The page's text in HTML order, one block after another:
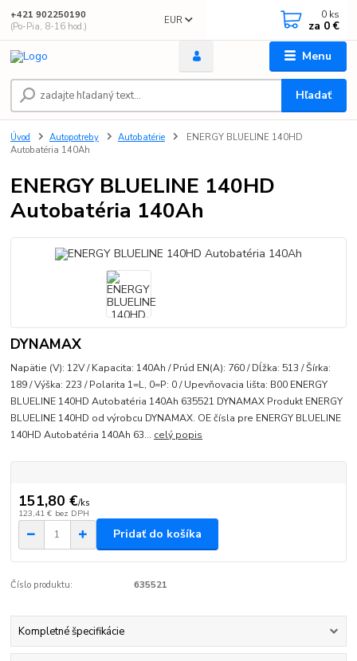
Menu
EUR
Hľadať
+421 902250190
(Po-Pia, 8-16 hod.)
0 ks
za 0 €
Úvod Autopotreby Autobatérie
ENERGY BLUELINE 140HD
Autobatéria 140Ah
ENERGY BLUELINE 140HD
Autobatéria 140Ah
DYNAMAX
Napätie (V): 12V / Kapacita: 140Ah / Prúd EN(A): 760 / Dĺžka: 513 / Šírka:
189 / Výška: 223 / Polarita 1=L, 0=P: 0 / Upevňovacia lišta: B00 ENERGY
BLUELINE 140HD Autobatéria 140Ah 635521 DYNAMAX Produkt ENERGY
BLUELINE 140HD od výrobcu DYNAMAX. OE čísla pre ENERGY BLUELINE
140HD Autobatéria 140Ah 63... celý popis
151,80 €/ks
123,41 € bez DPH
Pridať do košíka
Číslo produktu: 635521
Kompletné špecifikácie